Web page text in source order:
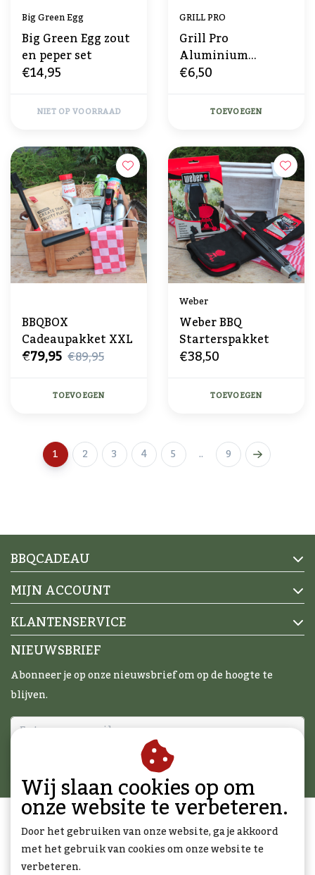
Big Green Egg
Big Green Egg zout
en peper set
€14,95
NIET OP VOORRAAD
GRILL PRO
Grill Pro
Aluminium
Grillschalen 3
€6,50
TOEVOEGEN
BBQBOX
Cadeaupakket XXL
€79,95 €89,95
TOEVOEGEN
Weber
Weber BBQ
Starterspakket
€38,50
TOEVOEGEN
1 2 3 4 5 .. 9
BBQCADEAU
MIJN ACCOUNT
KLANTENSERVICE
NIEUWSBRIEF
Abonneer je op onze nieuwsbrief om op de hoogte te
blijven.
Wij slaan cookies op om
onze website te verbeteren.
Door het gebruiken van onze website, ga je akkoord
met het gebruik van cookies om onze website te
verbeteren.